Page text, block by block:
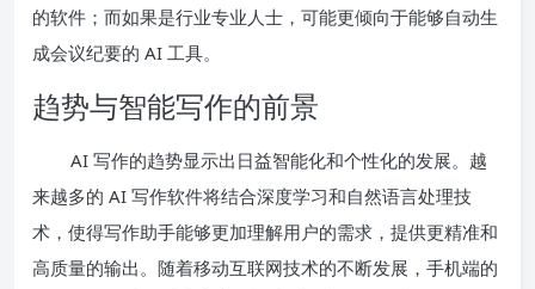
的软件；而如果是行业专业人士，可能更倾向于能够自动生
成会议纪要的 AI 工具。
趋势与智能写作的前景
AI 写作的趋势显示出日益智能化和个性化的发展。越
来越多的 AI 写作软件将结合深度学习和自然语言处理技
术，使得写作助手能够更加理解用户的需求，提供更精准和
高质量的输出。随着移动互联网技术的不断发展，手机端的